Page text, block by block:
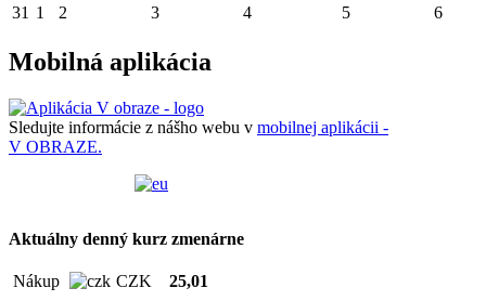
31 1 2 3 4 5 6
Mobilná aplikácia
Sledujte informácie z nášho webu v mobilnej aplikácii -
V OBRAZE.
Aktuálny denný kurz zmenárne
Nákup CZK 25,01